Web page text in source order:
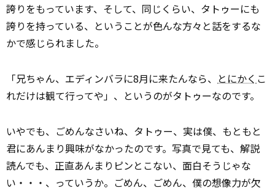
誇りをもっています、そして、同じくらい、タトゥーにも
誇りを持っている、ということが色んな方々と話をするな
かで感じられました。
「兄ちゃん、エディンバラに8月に来たんなら、 とにかく こ
れだけは観て行ってや」、というのがタトゥーなのです。
いやでも、ごめんなさいね、タトゥー、実は僕、もともと
君にあんまり興味がなかったのです。写真で見ても、解説
読んでも、正直あんまりピンとこない、面白そうじゃな
い・・・、っていうか。ごめん、ごめん、僕の想像力が欠